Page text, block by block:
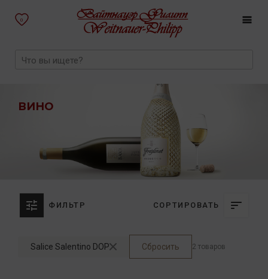
0
ВИНО
ФИЛЬТР СОРТИРОВАТЬ
Salice Salentino DOP Сбросить 2 товаров